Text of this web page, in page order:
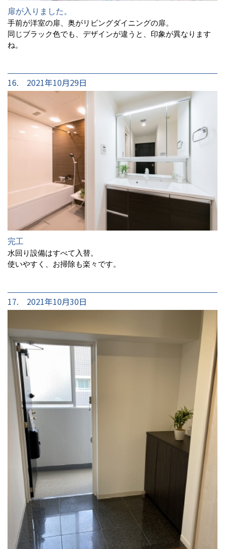
扉が入りました。
手前が洋室の扉、奥がリビングダイニングの扉。
同じブラック色でも、デザインが違うと、印象が異なります
ね。
16. 2021年10月29日
完工
水回り設備はすべて入替。
使いやすく、お掃除も楽々です。
17. 2021年10月30日